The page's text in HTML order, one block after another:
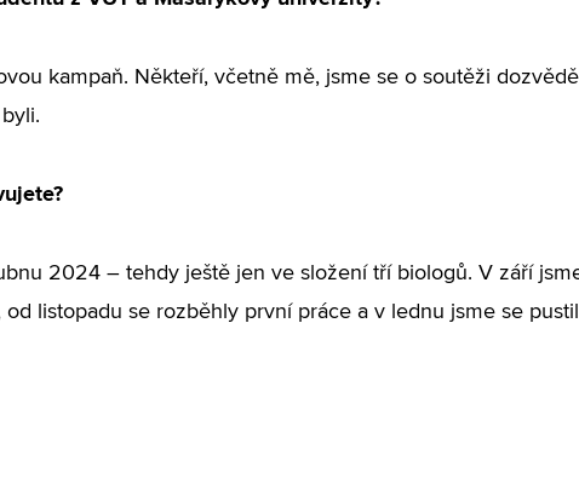
kampaň. Někteří, včetně mě, jsme se o soutěži
2024 – tehdy ještě jen ve složení tří biologů. V září
listopadu se rozběhly první práce a v lednu jsme se